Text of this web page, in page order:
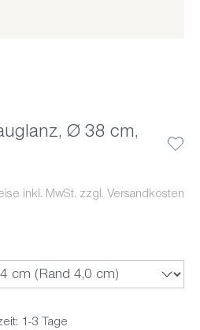
Ø 38 cm,
inkl. MwSt. zzgl. Versandkosten
1-3 Tage